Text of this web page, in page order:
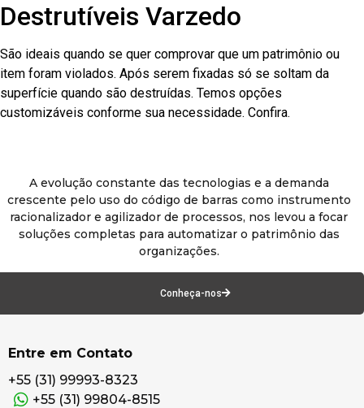
Destrutíveis Varzedo
São ideais quando se quer comprovar que um patrimônio ou
item foram violados. Após serem fixadas só se soltam da
superfície quando são destruídas. Temos opções
customizáveis conforme sua necessidade. Confira.
A evolução constante das tecnologias e a demanda
crescente pelo uso do código de barras como instrumento
racionalizador e agilizador de processos, nos levou a focar
soluções completas para automatizar o patrimônio das
organizações.
Conheça-nos
Entre em Contato
+55 (31) 99993-8323
+55 (31) 99804-8515